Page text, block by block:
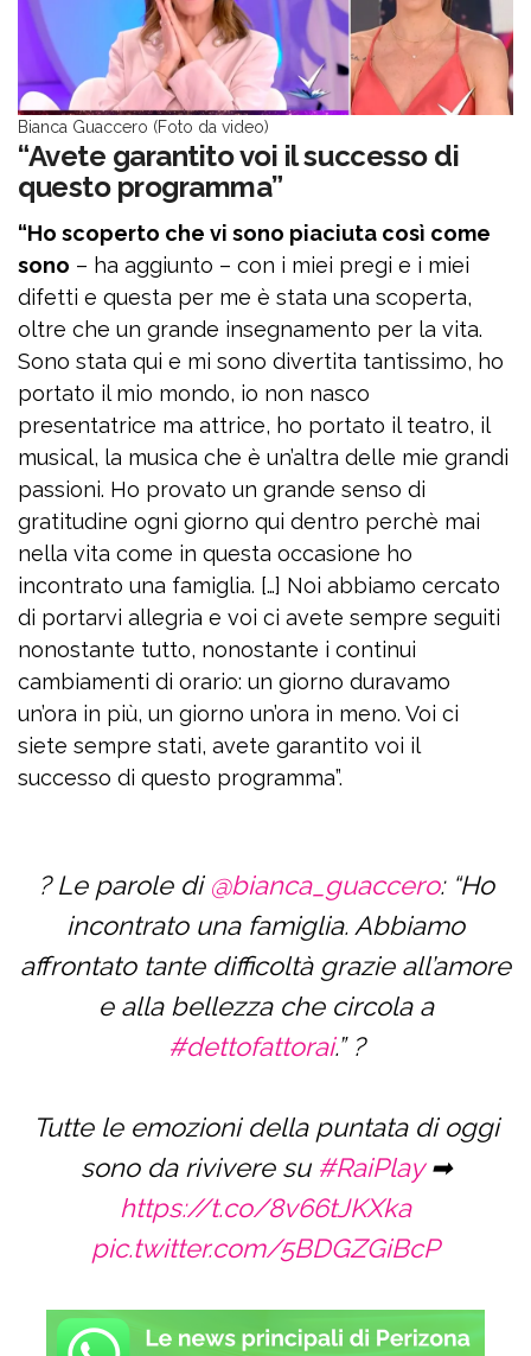
Bianca Guaccero (Foto da video)
“Avete garantito voi il successo di
questo programma”
“Ho scoperto che vi sono piaciuta così come
sono – ha aggiunto – con i miei pregi e i miei
difetti e questa per me è stata una scoperta,
oltre che un grande insegnamento per la vita.
Sono stata qui e mi sono divertita tantissimo, ho
portato il mio mondo, io non nasco
presentatrice ma attrice, ho portato il teatro, il
musical, la musica che è un’altra delle mie grandi
passioni. Ho provato un grande senso di
gratitudine ogni giorno qui dentro perchè mai
nella vita come in questa occasione ho
incontrato una famiglia. […] Noi abbiamo cercato
di portarvi allegria e voi ci avete sempre seguiti
nonostante tutto, nonostante i continui
cambiamenti di orario: un giorno duravamo
un’ora in più, un giorno un’ora in meno. Voi ci
siete sempre stati, avete garantito voi il
successo di questo programma”.
? Le parole di @bianca_guaccero: “Ho
incontrato una famiglia. Abbiamo
affrontato tante difficoltà grazie all’amore
e alla bellezza che circola a
#dettofattorai.” ?
Tutte le emozioni della puntata di oggi
sono da rivivere su #RaiPlay➡
https://t.co/8v66tJKXka
pic.twitter.com/5BDGZGiBcP